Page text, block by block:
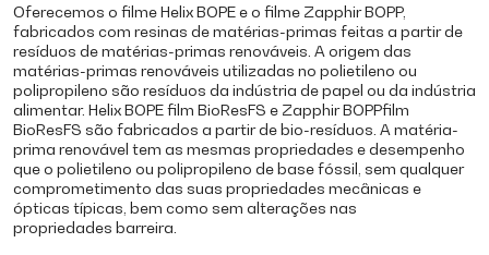
Oferecemos o filme Helix BOPE e o filme Zapphir BOPP,
fabricados com resinas de matérias-primas feitas a partir de
resíduos de matérias-primas renováveis. A origem das
matérias-primas renováveis utilizadas no polietileno ou
polipropileno são resíduos da indústria de papel ou da indústria
alimentar. Helix BOPE film BioResFS e Zapphir BOPPfilm
BioResFS são fabricados a partir de bio-resíduos. A matéria-
prima renovável tem as mesmas propriedades e desempenho
que o polietileno ou polipropileno de base fóssil, sem qualquer
comprometimento das suas propriedades mecânicas e
ópticas típicas, bem como sem alterações nas
propriedades barreira.